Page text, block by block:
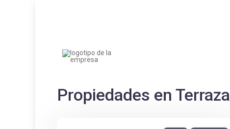
Propiedades en Terraza